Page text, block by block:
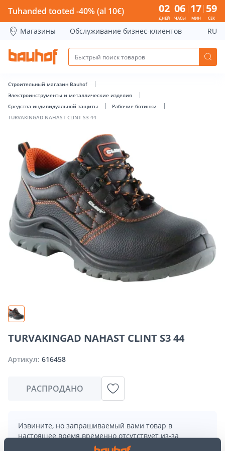
TURVAKINGAD NAHAST CLINT S3 44 - Bauhof has loaded
Tuhanded tooted -40% (al 10€) 02
ДНЕЙ
06
ЧАСЫ
17
МИН
59
СЕК
Магазины Обслуживание бизнес-клиентов RU
Строительный магазин Bauhof
Электроинструменты и металлические изделия
Средства индивидуальной защиты
Рабочие ботинки
TURVAKINGAD NAHAST CLINT S3 44
TURVAKINGAD NAHAST CLINT S3 44
Артикул: 616458
РАСПРОДАНО
Извините, но запрашиваемый вами товар в
настоящее время временно отсутствует из-за
большого спроса. Однако мы предлагаем отличные